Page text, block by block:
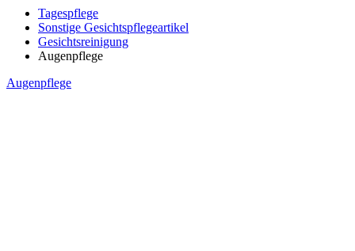
Tagespflege
Sonstige Gesichtspflegeartikel
Gesichtsreinigung
Augenpflege
Augenpflege